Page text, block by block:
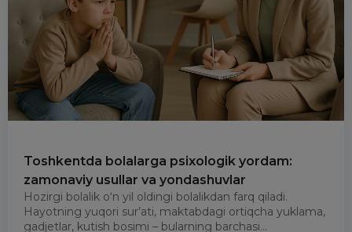
Toshkentda bolalarga psixologik yordam:
zamonaviy usullar va yondashuvlar
Hozirgi bolalik o‘n yil oldingi bolalikdan farq qiladi.
Hayotning yuqori sur’ati, maktabdagi ortiqcha yuklama,
gadjetlar, kutish bosimi – bularning barchasi...